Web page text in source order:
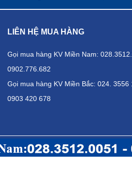
LIÊN HỆ MUA HÀNG
Gọi mua hàng KV Miền Nam:
0902.776.682
Gọi mua hàng KV Miền Bắc: 024. 3556
0903 420 678
CHI